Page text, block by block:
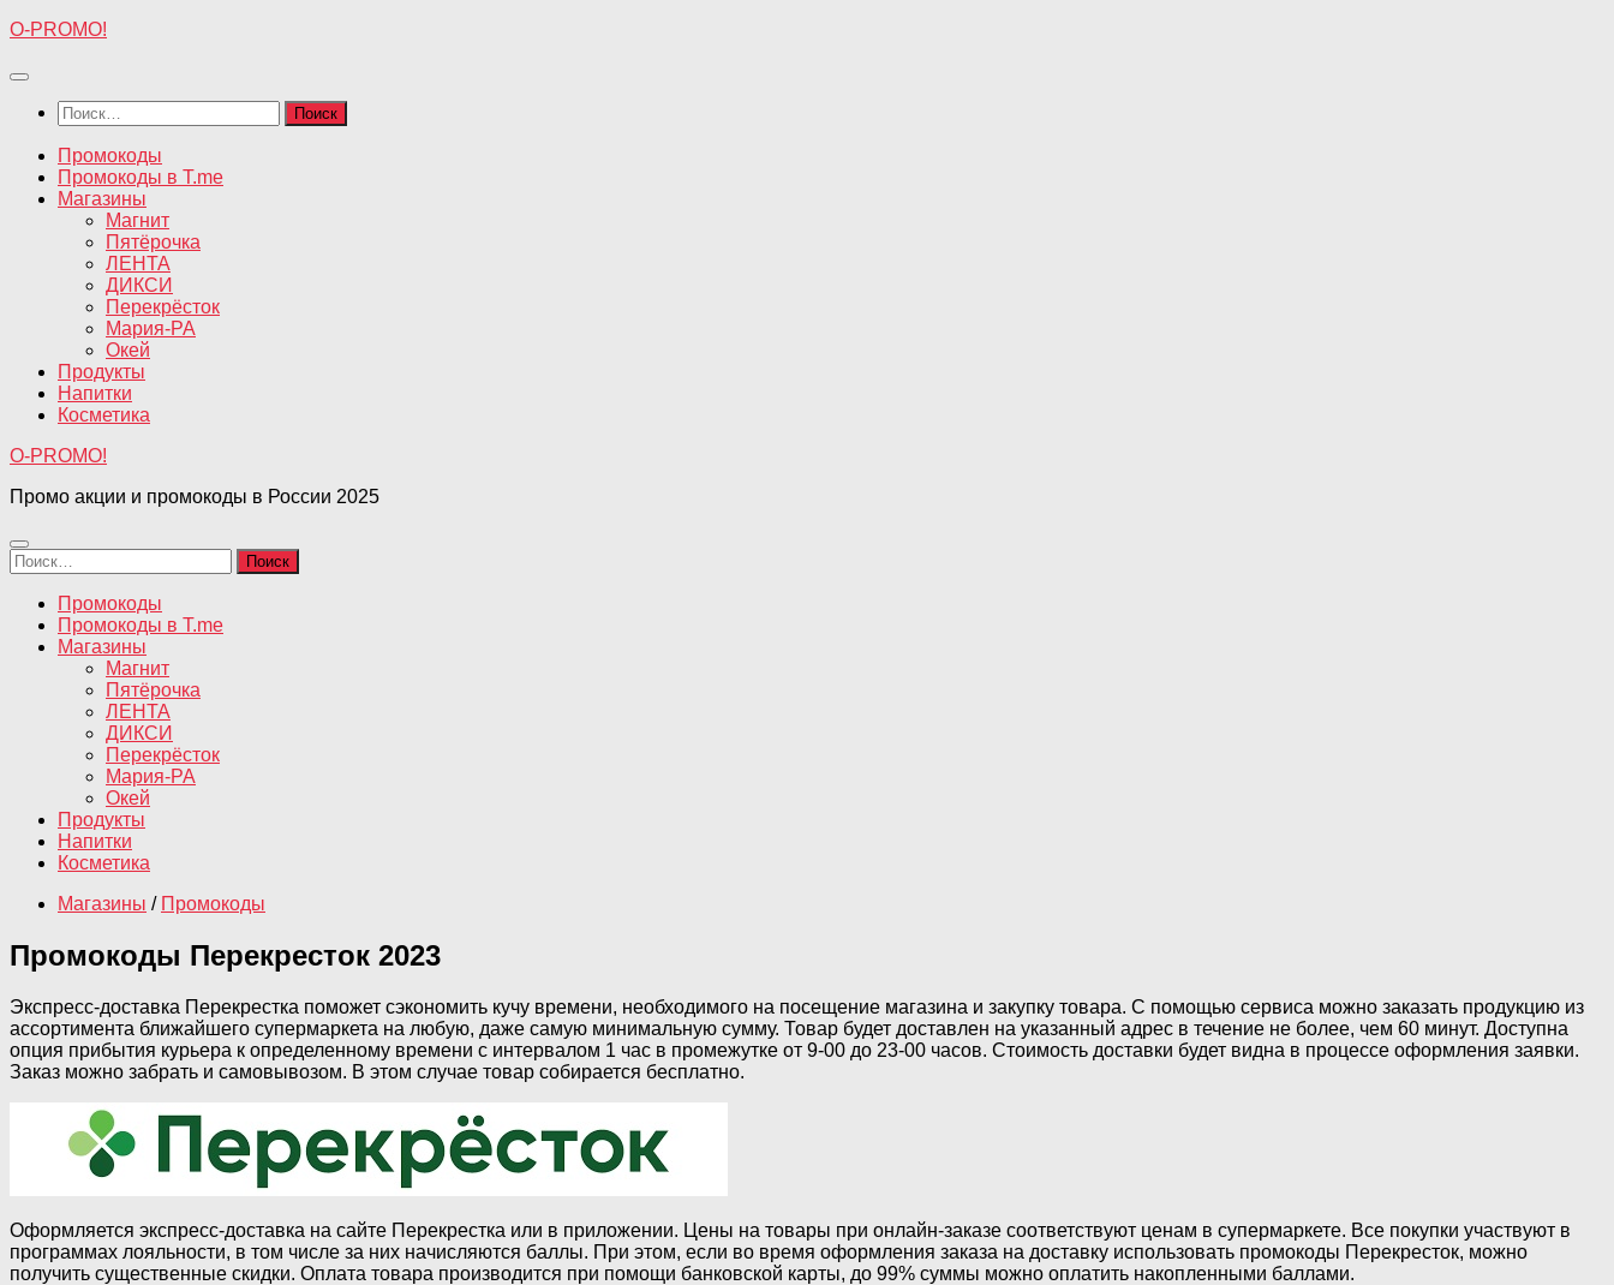
Перейти
содержимому
O-PROMO!
Найти:
Промокоды
Промокоды в T.me
Магазины
Магнит
Пятёрочка
ЛЕНТА
ДИКСИ
Перекрёсток
Мария-РА
Окей
Продукты
Напитки
Косметика
O-PROMO!
Промо акции и промокоды в России 2025
Найти:
Промокоды
Промокоды в T.me
Магазины
Магнит
Пятёрочка
ЛЕНТА
ДИКСИ
Перекрёсток
Мария-РА
Окей
Продукты
Напитки
Косметика
Магазины / Промокоды
Промокоды Перекресток 2023
Экспресс-доставка Перекрестка поможет сэкономить кучу времени, необходимого на посещение магазина и закупку товара. С помощью сервиса можно заказать продукцию из
ассортимента ближайшего супермаркета на любую, даже самую минимальную сумму. Товар будет доставлен на указанный адрес в течение не более, чем 60 минут. Доступна
опция прибытия курьера к определенному времени с интервалом 1 час в промежутке от 9-00 до 23-00 часов. Стоимость доставки будет видна в процессе оформления заявки.
Заказ можно забрать и самовывозом. В этом случае товар собирается бесплатно.
Оформляется экспресс-доставка на сайте Перекрестка или в приложении. Цены на товары при онлайн-заказе соответствуют ценам в супермаркете. Все покупки участвуют в
программах лояльности, в том числе за них начисляются баллы. При этом, если во время оформления заказа на доставку использовать промокоды Перекресток, можно
получить существенные скидки. Оплата товара производится при помощи банковской карты, до 99% суммы можно оплатить накопленными баллами.